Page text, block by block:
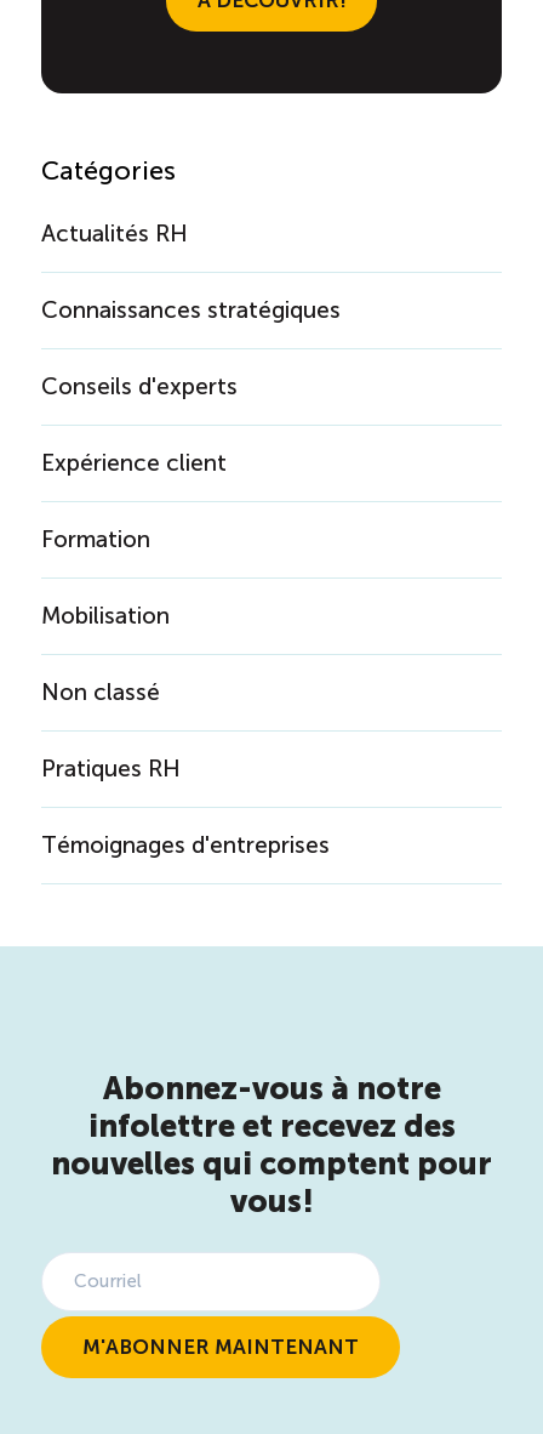
Catégories
Actualités RH
Connaissances stratégiques
Conseils d'experts
Expérience client
Formation
Mobilisation
Non classé
Pratiques RH
Témoignages d'entreprises
Abonnez-vous à notre
infolettre et recevez des
nouvelles qui comptent pour
vous!